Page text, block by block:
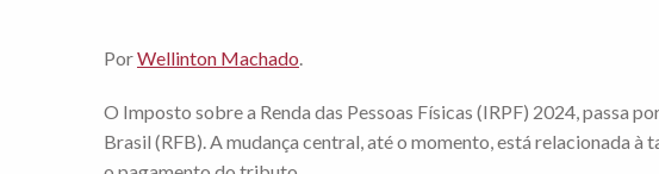
PorWellinton Machado.
O Imposto sobre a Renda das Pessoas Físicas (IRPF) 2024, passa
Brasil (RFB). A mudança central, até o momento, está relacionada